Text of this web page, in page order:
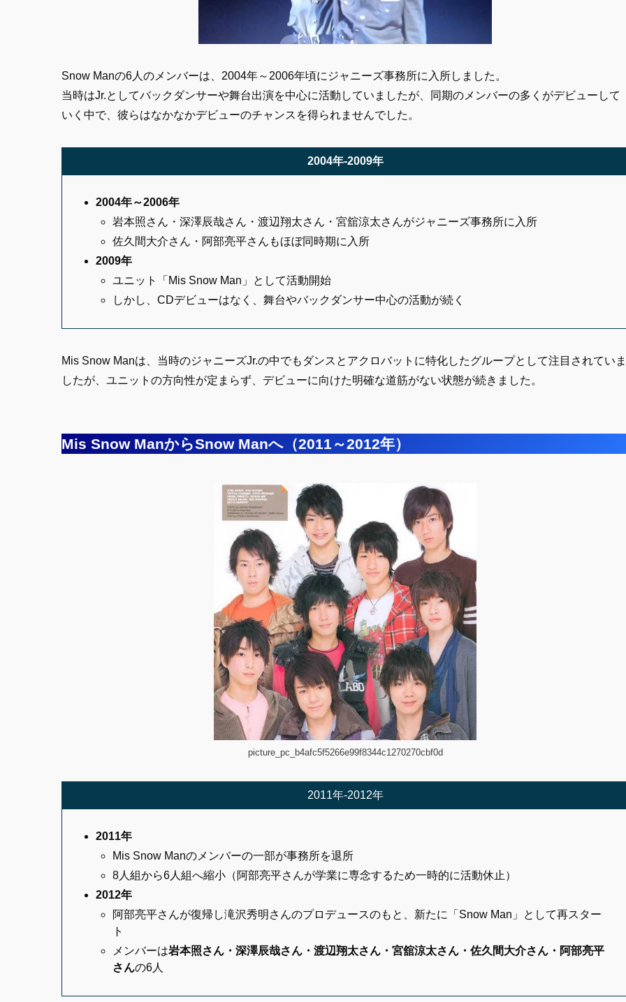
Snow Manの6人のメンバーは、2004年～2006年頃にジャニーズ事務所に入所しました。
当時はJr.としてバックダンサーや舞台出演を中心に活動していましたが、同期のメンバーの多くがデビューして
いく中で、彼らはなかなかデビューのチャンスを得られませんでした。
2004年-2009年
2004年～2006年
岩本照さん・深澤辰哉さん・渡辺翔太さん・宮舘涼太さんがジャニーズ事務所に入所
佐久間大介さん・阿部亮平さんもほぼ同時期に入所
2009年
ユニット「Mis Snow Man」として活動開始
しかし、CDデビューはなく、舞台やバックダンサー中心の活動が続く
Mis Snow Manは、当時のジャニーズJr.の中でもダンスとアクロバットに特化したグループとして注目されていま
したが、ユニットの方向性が定まらず、デビューに向けた明確な道筋がない状態が続きました。
Mis Snow ManからSnow Manへ（2011～2012年）
picture_pc_b4afc5f5266e99f8344c1270270cbf0d
2011年-2012年
2011年
Mis Snow Manのメンバーの一部が事務所を退所
8人組から6人組へ縮小（阿部亮平さんが学業に専念するため一時的に活動休止）
2012年
阿部亮平さんが復帰し滝沢秀明さんのプロデュースのもと、新たに「Snow Man」として再スター
ト
メンバーは岩本照さん・深澤辰哉さん ・渡辺翔太さん ・宮舘涼太さん ・佐久間大介さん ・阿部亮平
さんの6人